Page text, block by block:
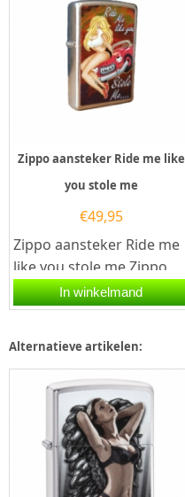
Zippo aansteker Ride me like
you stole me
€49,95
Zippo aansteker Ride me
like you stole me.Zippo
aansteker met een Street
Chrome afwerking...
In winkelmand
Alternatieve artikelen: